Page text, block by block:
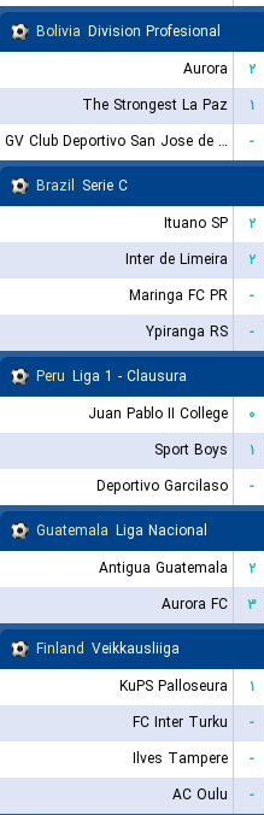
Bolivia Division Profesional
Aurora
۲
The Strongest La Paz
۱
GV Club Deportivo San Jose de Oruro
-
Brazil Serie C
Ituano SP
۲
Inter de Limeira
۲
Maringa FC PR
-
Ypiranga RS
-
Peru Liga 1 - Clausura
Juan Pablo II College
۰
Sport Boys
۱
Deportivo Garcilaso
-
Guatemala Liga Nacional
Antigua Guatemala
۲
Aurora FC
۳
Finland Veikkausliiga
KuPS Palloseura
۱
FC Inter Turku
-
Ilves Tampere
-
AC Oulu
-